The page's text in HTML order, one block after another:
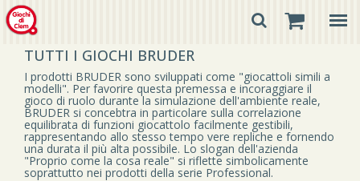
TUTTI I GIOCHI BRUDER
I prodotti BRUDER sono sviluppati come "giocattoli simili a
modelli". Per favorire questa premessa e incoraggiare il
gioco di ruolo durante la simulazione dell'ambiente reale,
BRUDER si concebtra in particolare sulla correlazione
equilibrata di funzioni giocattolo facilmente gestibili,
rappresentando allo stesso tempo vere repliche e fornendo
una durata il più alta possibile. Lo slogan dell'azienda
"Proprio come la cosa reale" si riflette simbolicamente
soprattutto nei prodotti della serie Professional.